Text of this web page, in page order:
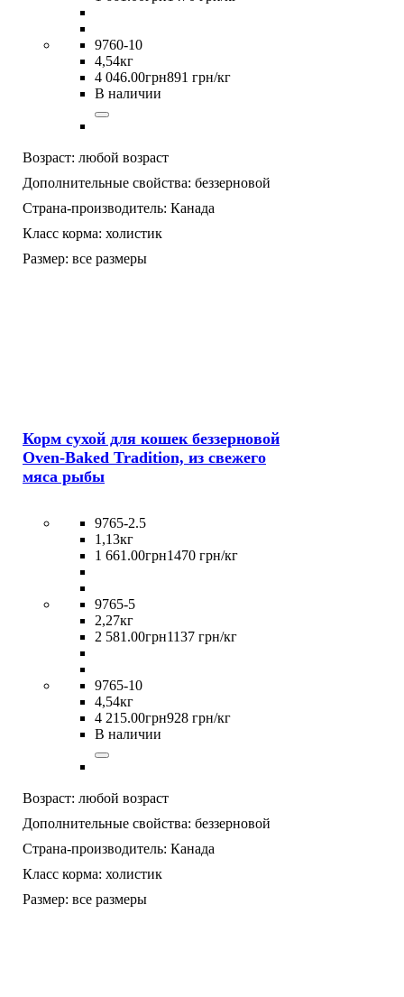
9760-10
4,54кг
4 046.00грн891 грн/кг
В наличии
Возраст: любой возраст
Дополнительные свойства: беззерновой
Страна-производитель: Канада
Класс корма: холистик
Размер: все размеры
Корм сухой для кошек беззерновой
Oven-Baked Tradition, из свежего
мяса рыбы
9765-2.5
1,13кг
1 661 .00грн1470 грн/кг
9765-5
2,27кг
2 581 .00грн1137 грн/кг
9765-10
4,54кг
4 215.00грн928 грн/кг
В наличии
Возраст: любой возраст
Дополнительные свойства: беззерновой
Страна-производитель: Канада
Класс корма: холистик
Размер: все размеры